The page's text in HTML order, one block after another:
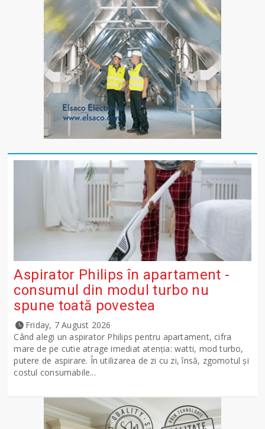
Aspirator Philips în apartament -
consumul din modul turbo nu
spune toată povestea
Friday, 7 August 2026
Când alegi un aspirator Philips pentru apartament, cifra
mare de pe cutie atrage imediat atenția: watti, mod turbo,
putere de aspirare. În utilizarea de zi cu zi, însă, zgomotul și
costul consumabile...